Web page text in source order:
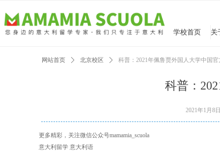
学校首页
科普：
网站首页 ꄲ 北京校区 ꄲ 科普：2021年佩鲁贾外国人大学中国
2021年1月8
更多精彩，关注微信公众号mamamia_scuola
意大利留学 意大利语